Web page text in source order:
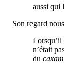
aussi qui
Son regard
Lorsqu’il
n’était
du